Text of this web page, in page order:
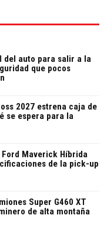
del auto para salir a la
que pocos
2027 estrena caja de
se espera para la
Maverick Híbrida
de la pick-up
Super G460 XT
de alta montaña